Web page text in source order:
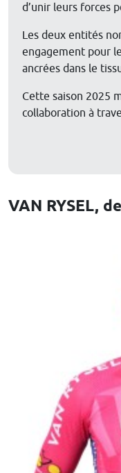
d’unir leurs forces
Les deux entités
engagement pour
ancrées dans le
Cette saison 2025
collaboration à
VAN RYSEL,